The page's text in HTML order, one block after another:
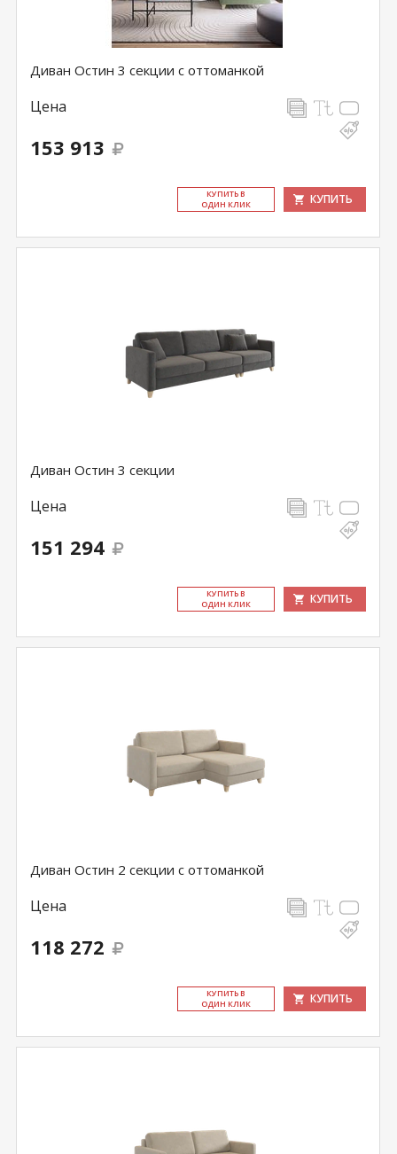
Диван Остин 3 секции с оттоманкой
Цена
153 913
КУ­ПИТЬ В
ОДИН КЛИК
КУПИТЬ
Диван Остин 3 секции
Цена
151 294
КУ­ПИТЬ В
ОДИН КЛИК
КУПИТЬ
Диван Остин 2 секции с оттоманкой
Цена
118 272
КУ­ПИТЬ В
ОДИН КЛИК
КУПИТЬ